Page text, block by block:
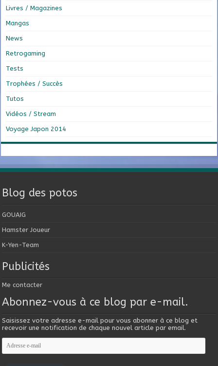
Livres / Magazines
Mangas
News
Retrogaming
Tests
Trophées / Succès
Tutos
Vidéos / Stream
Voyage Japon 2014
Blog des potos
GOUAIG
Hamster Joueur
K-Yen-Team
Publicités
Me contacter
Abonnez-vous à ce blog par e-mail.
Saisissez votre adresse e-mail pour vous abonner à ce blog et
recevoir une notification de chaque nouvel article par email.
Adresse
e-
mail